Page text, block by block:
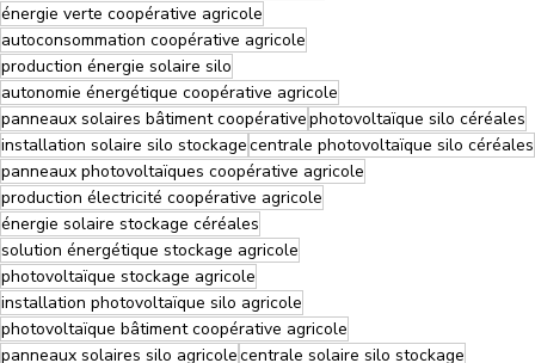
énergie verte coopérative agricole
autoconsommation coopérative agricole
production énergie solaire silo
autonomie énergétique coopérative agricole
panneaux solaires bâtiment coopérativephotovoltaïque silo céréales
installation solaire silo stockagecentrale photovoltaïque silo céréales
panneaux photovoltaïques coopérative agricole
production électricité coopérative agricole
énergie solaire stockage céréales
solution énergétique stockage agricole
photovoltaïque stockage agricole
installation photovoltaïque silo agricole
photovoltaïque bâtiment coopérative agricole
panneaux solaires silo agricolecentrale solaire silo stockage